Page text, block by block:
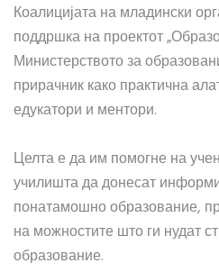
Коалицијата на младински
поддршка на проектот
Министерството за
прирачник како практична
едукатори и ментори.
Целта е да им помогне на
училишта да донесат
понатамошно образование,
на можностите што ги нудат
образование.